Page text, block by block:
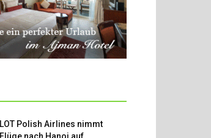
LOT Polish Airlines nimmt
Flüge nach Hanoi auf